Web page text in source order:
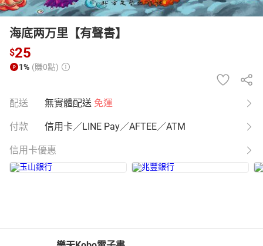
海底两万里【有聲書】
$25
1% (賺0點)
配送 無實體配送 免運
付款 信用卡／LINE Pay／AFTEE／ATM
信用卡優惠